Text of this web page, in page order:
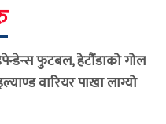
फुटबल, हेटौंडाको गोल
वारियर पाखा लाग्यो